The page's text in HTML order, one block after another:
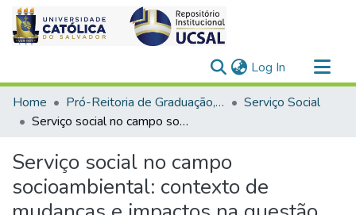
Log In (current)
Communities & Collections
All of DSpace
Home Pró-Reitoria de Graduação, Extensão e Ação Comunitária > Ciências Humanas
Serviço Social
Serviço social no campo socioambiental: contexto de mudanças e impactos na questão social
Serviço social no campo
socioambiental: contexto de